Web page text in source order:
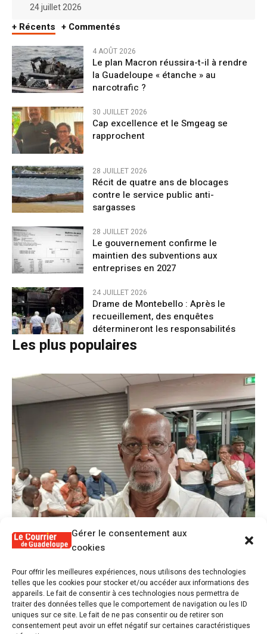
Gérer le consentement aux
cookies
Pour offrir les meilleures expériences, nous utilisons des technologies
telles que les cookies pour stocker et/ou accéder aux informations des
appareils. Le fait de consentir à ces technologies nous permettra de
traiter des données telles que le comportement de navigation ou les ID
uniques sur ce site. Le fait de ne pas consentir ou de retirer son
consentement peut avoir un effet négatif sur certaines caractéristiques
24 juillet 2026
+ Récents + Commentés
4 AOÛT 2026
Le plan Macron réussira-t-il à rendre
la Guadeloupe « étanche » au
narcotrafic ?
30 JUILLET 2026
Cap excellence et le Smgeag se
rapprochent
28 JUILLET 2026
Récit de quatre ans de blocages
contre le service public anti-
sargasses
28 JUILLET 2026
Le gouvernement confirme le
maintien des subventions aux
entreprises en 2027
24 JUILLET 2026
Drame de Montebello : Après le
recueillement, des enquêtes
détermineront les responsabilités
Les plus populaires
1 Alex Lollia : « Cédric Cornet développait
une forme de populisme qui aurait pu se
transformer en macoutisme »